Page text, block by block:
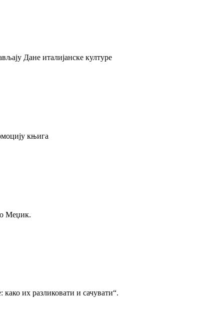
Дане италијанске културе
књига
Меџик.
их разликовати и сачувати“.